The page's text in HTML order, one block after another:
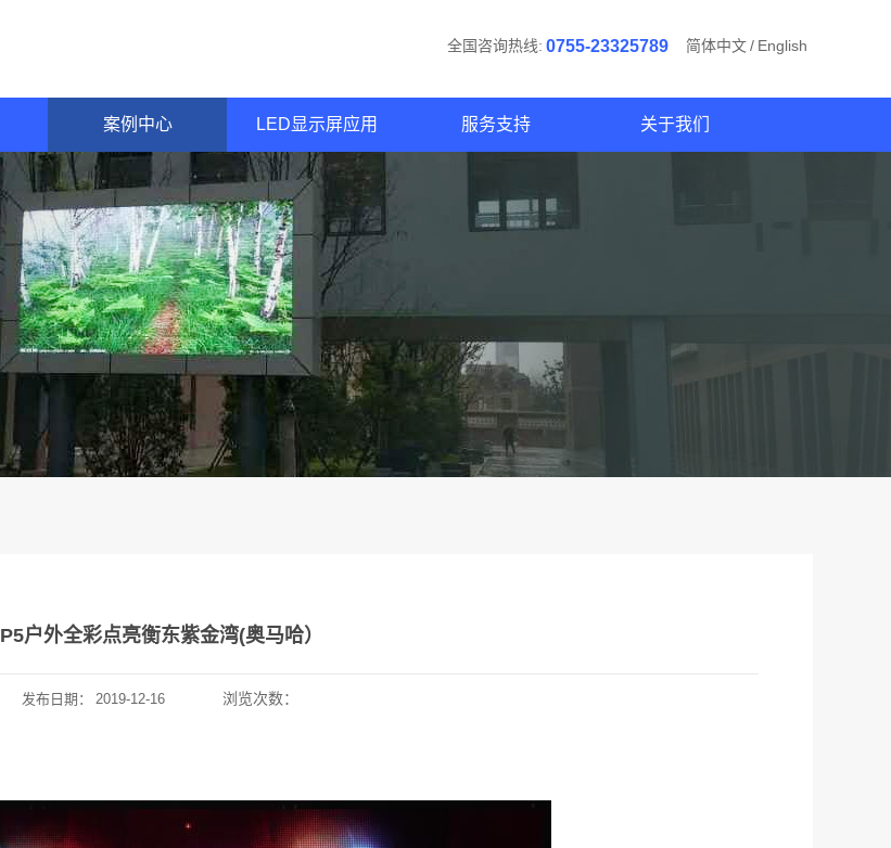
全国咨询热线: 0755-23325789 简体中文/ English
案例中心 LED显示屏应用 服务支持 关于我们
P5户外全彩点亮衡东紫金湾(奥马哈）
发布日期： 2019-12-16 浏览次数：